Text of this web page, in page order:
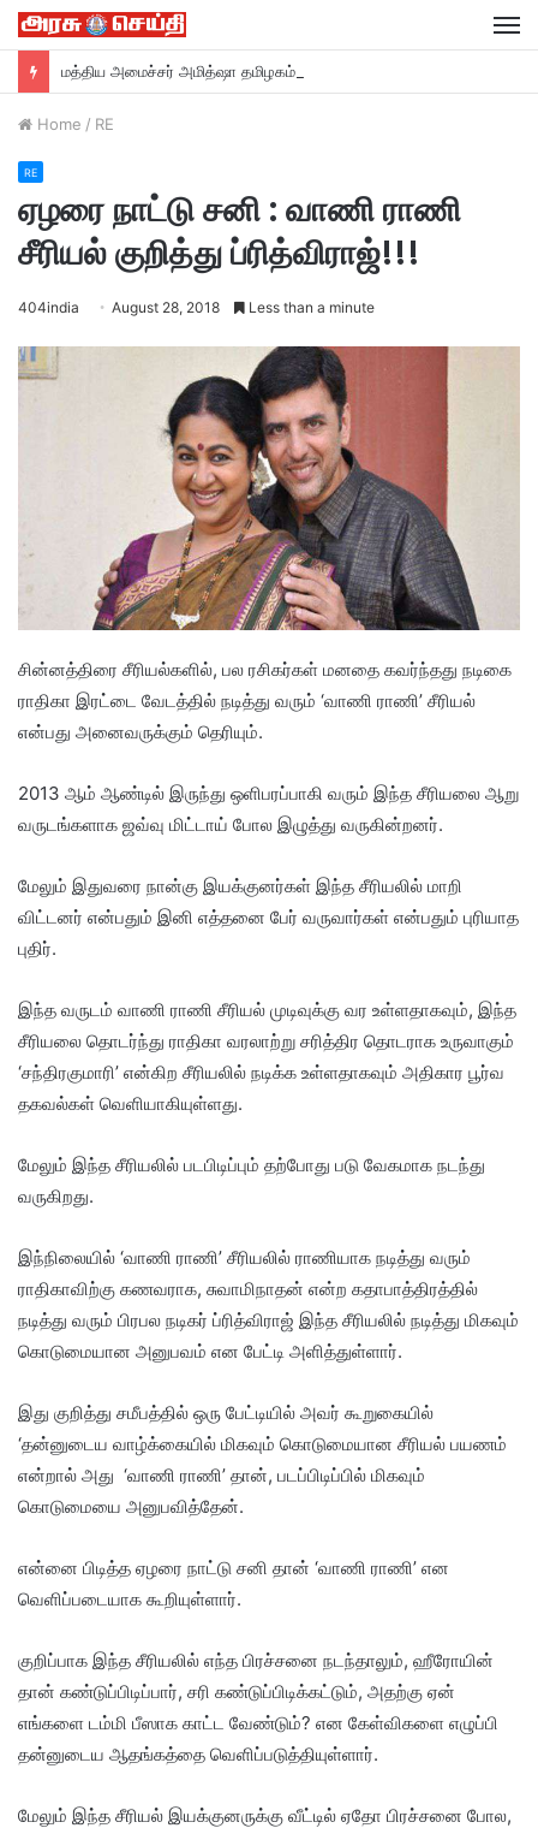
மத்திய அமைச்சர் அமித்ஷா தமிழகம் வருகை….
Home / RE
RE
ஏழரை நாட்டு சனி : வாணி ராணி
சீரியல் குறித்து ப்ரித்விராஜ்!!!
404india August 28, 2018 Less than a minute
சின்னத்திரை சீரியல்களில், பல ரசிகர்கள் மனதை கவர்ந்தது நடிகை
ராதிகா இரட்டை வேடத்தில் நடித்து வரும் ‘வாணி ராணி’ சீரியல்
என்பது அனைவருக்கும் தெரியும்.
2013 ஆம் ஆண்டில் இருந்து ஒளிபரப்பாகி வரும் இந்த சீரியலை ஆறு
வருடங்களாக ஜவ்வு மிட்டாய் போல இழுத்து வருகின்றனர்.
மேலும் இதுவரை நான்கு இயக்குனர்கள் இந்த சீரியலில் மாறி
விட்டனர் என்பதும் இனி எத்தனை பேர் வருவார்கள் என்பதும் புரியாத
புதிர்.
இந்த வருடம் வாணி ராணி சீரியல் முடிவுக்கு வர உள்ளதாகவும், இந்த
சீரியலை தொடர்ந்து ராதிகா வரலாற்று சரித்திர தொடராக உருவாகும்
‘சந்திரகுமாரி’ என்கிற சீரியலில் நடிக்க உள்ளதாகவும் அதிகார பூர்வ
தகவல்கள் வெளியாகியுள்ளது.
மேலும் இந்த சீரியலில் படபிடிப்பும் தற்போது படு வேகமாக நடந்து
வருகிறது.
இந்நிலையில் ‘வாணி ராணி’ சீரியலில் ராணியாக நடித்து வரும்
ராதிகாவிற்கு கணவராக, சுவாமிநாதன் என்ற கதாபாத்திரத்தில்
நடித்து வரும் பிரபல நடிகர் ப்ரித்விராஜ் இந்த சீரியலில் நடித்து மிகவும்
கொடுமையான அனுபவம் என பேட்டி அளித்துள்ளார்.
இது குறித்து சமீபத்தில் ஒரு பேட்டியில் அவர் கூறுகையில்
‘தன்னுடைய வாழ்க்கையில் மிகவும் கொடுமையான சீரியல் பயணம்
என்றால் அது ‘வாணி ராணி’ தான், படப்பிடிப்பில் மிகவும்
கொடுமையை அனுபவித்தேன்.
என்னை பிடித்த ஏழரை நாட்டு சனி தான் ‘வாணி ராணி’ என
வெளிப்படையாக கூறியுள்ளார்.
குறிப்பாக இந்த சீரியலில் எந்த பிரச்சனை நடந்தாலும், ஹீரோயின்
தான் கண்டுப்பிடிப்பார், சரி கண்டுப்பிடிக்கட்டும், அதற்கு ஏன்
எங்களை டம்மி பீஸாக காட்ட வேண்டும்? என கேள்விகளை எழுப்பி
தன்னுடைய ஆதங்கத்தை வெளிப்படுத்தியுள்ளார்.
மேலும் இந்த சீரியல் இயக்குனருக்கு வீட்டில் ஏதோ பிரச்சனை போல,